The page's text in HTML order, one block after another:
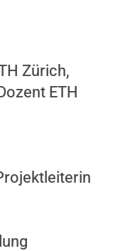
Zürich,
ETH